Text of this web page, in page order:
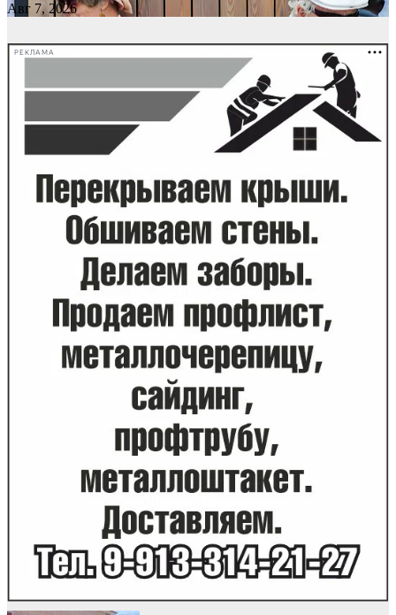
Авг 7, 2026
РЕКЛАМА